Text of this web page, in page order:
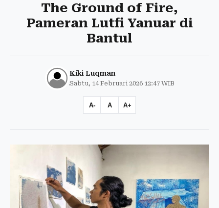
The Ground of Fire,
Pameran Lutfi Yanuar di
Bantul
Kiki Luqman
Sabtu, 14 Februari 2026 12:47 WIB
A- A A+